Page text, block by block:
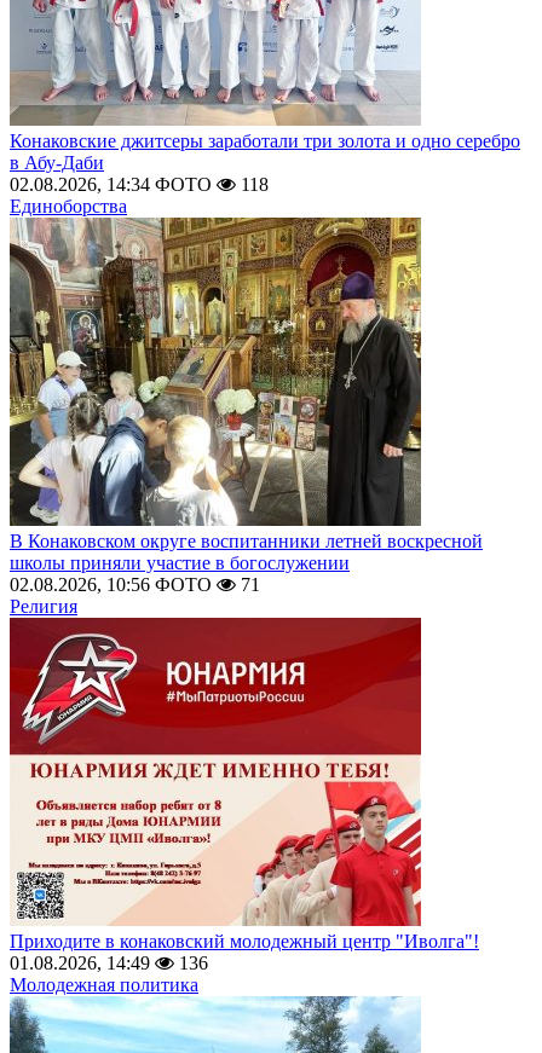
Конаковские джитсеры заработали три золота и одно серебро
в Абу-Даби
02.08.2026, 14:34 ФОТО
118
Единоборства
В Конаковском округе воспитанники летней воскресной
школы приняли участие в богослужении
02.08.2026, 10:56 ФОТО
71
Религия
Приходите в конаковский молодежный центр "Иволга"!
01.08.2026, 14:49
136
Молодежная политика